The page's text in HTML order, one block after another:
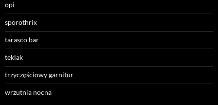
opi
sporothrix
tarasco bar
teklak
trzyczęściowy garnitur
wrzutnia nocna